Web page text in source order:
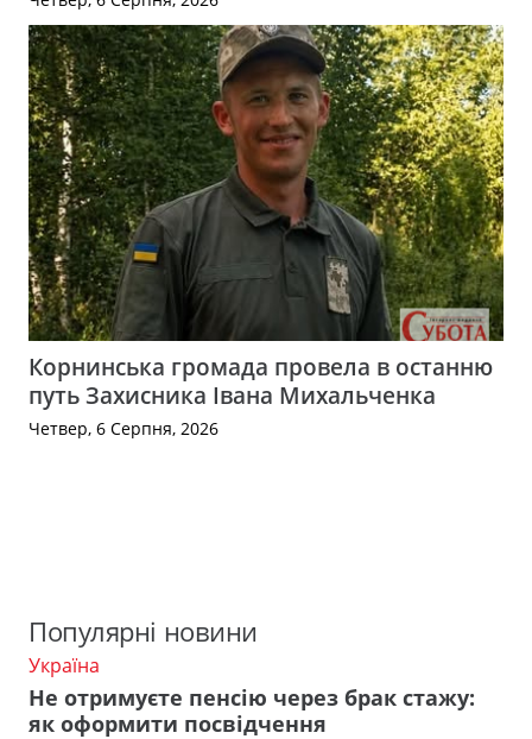
Корнинська громада провела в останню
путь Захисника Івана Михальченка
Четвер, 6 Серпня, 2026
Популярні новини
Україна
Не отримуєте пенсію через брак стажу:
як оформити посвідчення